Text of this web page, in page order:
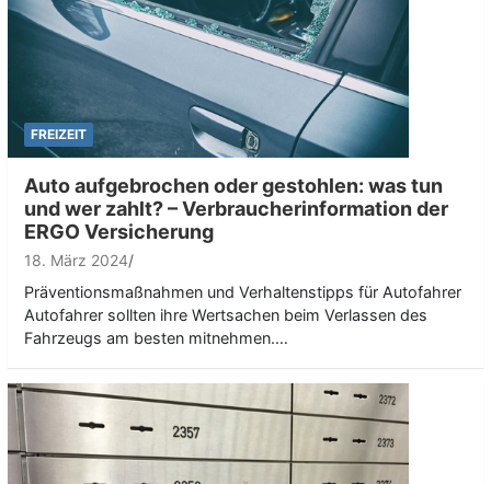
FREIZEIT
Auto aufgebrochen oder gestohlen: was tun
und wer zahlt? – Verbraucherinformation der
ERGO Versicherung
18. März 2024
Präventionsmaßnahmen und Verhaltenstipps für Autofahrer
Autofahrer sollten ihre Wertsachen beim Verlassen des
Fahrzeugs am besten mitnehmen.…